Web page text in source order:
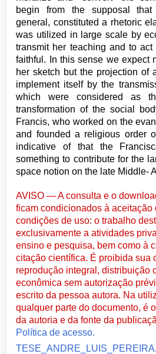
begin from the supposal
general, constituted a rhetoric
was utilized in large scale by
transmit her teaching and to
faithful. In this sense we expect
her sketch but the projection of
implement itself by the
which were considered as
transformation of the social
Francis, who worked on the
and founded a religious order
indicative of that the
something to contribute for the
space notion on the late Middle-
AVISO — A consulta e o
ficam condicionados à aceitação
condições de uso: o trabalho
exclusivamente a atividades
ensino e pesquisa, bem como à
citação científica. É proibida sua
reprodução integral, distribuição
econômica sem autorização
escrito da pessoa autora. Na
qualquer parte do documento, é
da autoria e da fonte da
Política de acesso.